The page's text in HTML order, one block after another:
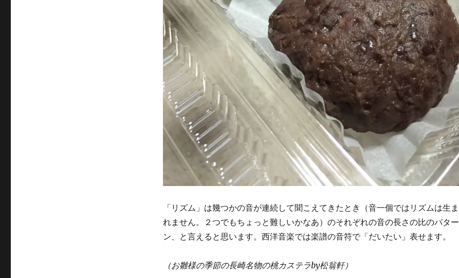
「リズム」は幾つかの音が連続して聞こえてきたとき（音一個ではリズムは生ま
れません。２つでもちょっと難しいかなあ）のそれぞれの音の長さの比のパター
ン、と言えると思います。西洋音楽では楽譜の音符で「だいたい」表せます。
（お雛様の季節の長崎名物の桃カステラby松翁軒）